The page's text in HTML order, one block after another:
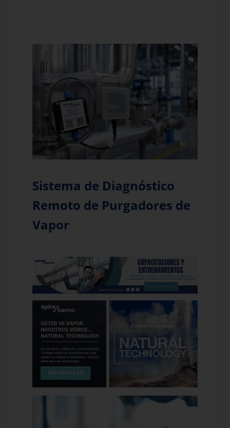
Sistema de Diagnóstico
Remoto de Purgadores de
Vapor